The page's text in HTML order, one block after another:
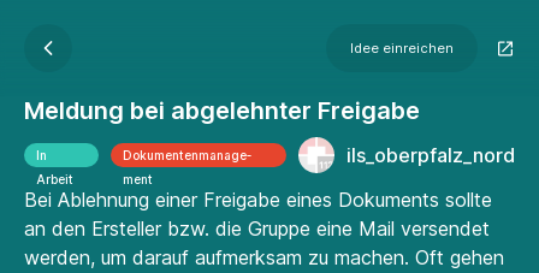
Idee einreichen
Meldung bei abgelehnter Freigabe
In
Arbeit
Dokumenten­manage­
ment
ils_oberpfalz_nord
Bei Ablehnung einer Freigabe eines Dokuments sollte
an den Ersteller bzw. die Gruppe eine Mail versendet
werden, um darauf aufmerksam zu machen. Oft gehen